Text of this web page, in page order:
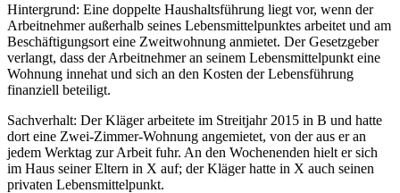
Hintergrund: Eine doppelte Haushaltsführung liegt vor, wenn der
Arbeitnehmer außerhalb seines Lebensmittelpunktes arbeitet und am
Beschäftigungsort eine Zweitwohnung anmietet. Der Gesetzgeber
verlangt, dass der Arbeitnehmer an seinem Lebensmittelpunkt eine
Wohnung innehat und sich an den Kosten der Lebensführung
finanziell beteiligt.
Sachverhalt: Der Kläger arbeitete im Streitjahr 2015 in B und hatte
dort eine Zwei-Zimmer-Wohnung angemietet, von der aus er an
jedem Werktag zur Arbeit fuhr. An den Wochenenden hielt er sich
im Haus seiner Eltern in X auf; der Kläger hatte in X auch seinen
privaten Lebensmittelpunkt.